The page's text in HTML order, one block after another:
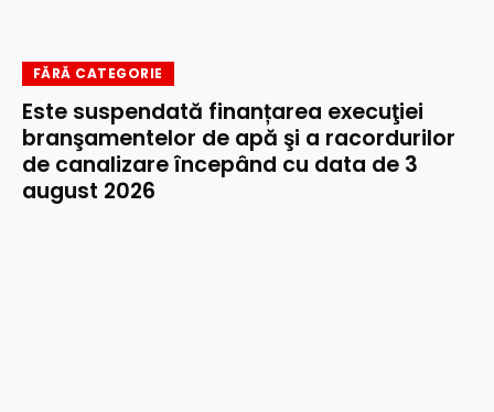
FĂRĂ CATEGORIE
Este suspendată finanțarea execuţiei
branşamentelor de apă şi a racordurilor
de canalizare începând cu data de 3
august 2026